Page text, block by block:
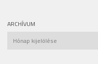
ARCHÍVUM
Archívum